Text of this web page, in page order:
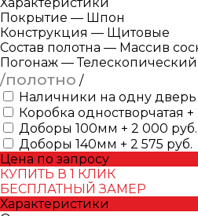
Покрытие — Шпон
Конструкция — Щитовые
Состав полотна — Массив
Погонаж — Телескопический
/полотно /
Наличники на одну дверь
Коробка одностворчатая +
Доборы 100мм + 2 000 руб.
Доборы 140мм + 2 575 руб.
Цена по запросу
КУПИТЬ В 1 КЛИК
БЕСПЛАТНЫЙ ЗАМЕР
Характеристики